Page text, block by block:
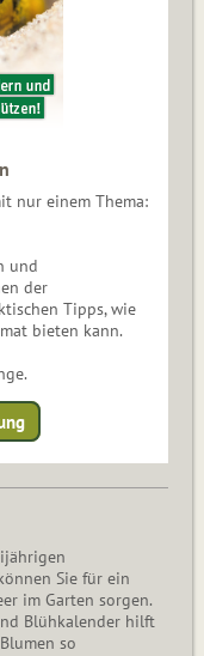
nur einem Thema:
und
der
Tipps, wie
bieten kann.
Sie für ein
im Garten sorgen.
Blühkalender hilft
so